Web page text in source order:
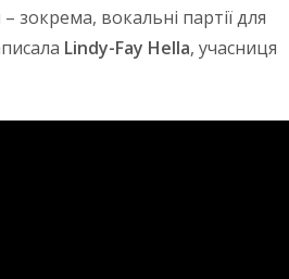
зокрема, вокальні партії для
Lindy-Fay Hella, учасниця